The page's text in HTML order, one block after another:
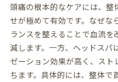
頭痛の根本的なケアには、整
せが極めて有効です。なぜな
ランスを整えることで血流
減します。一方、ヘッドスパ
ゼーション効果が高く、ス
ちます。具体的には、整体で